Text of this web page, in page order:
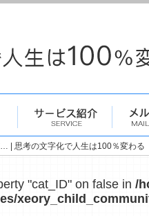
| 思考の文字化で人生は100％変わる
"cat_ID" on false in /